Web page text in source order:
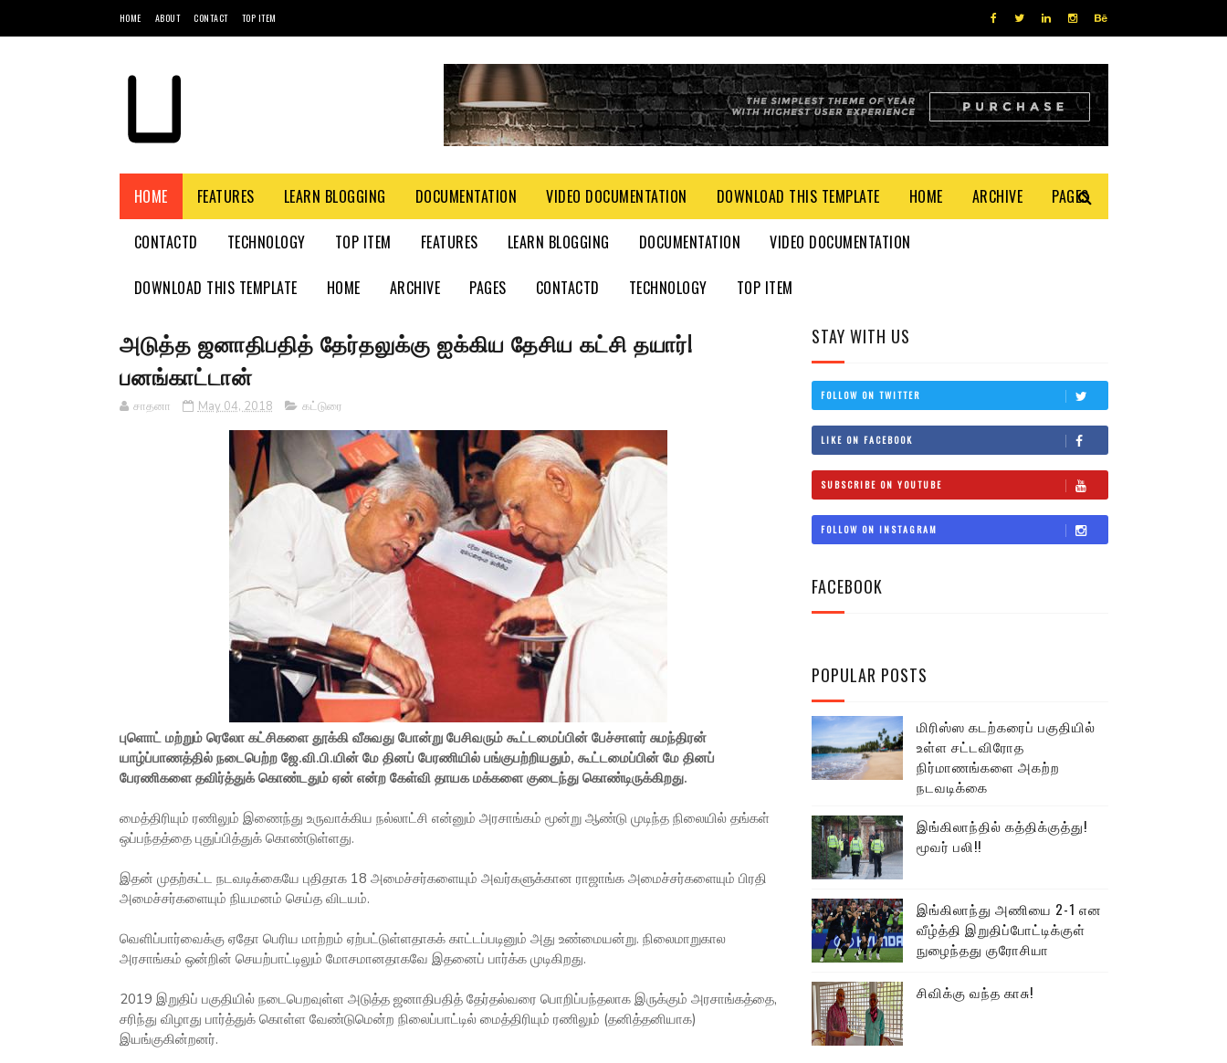
HOME ABOUT CONTACT TOP ITEM
HOME FEATURES LEARN BLOGGING DOCUMENTATION VIDEO DOCUMENTATION DOWNLOAD THIS TEMPLATE HOME ARCHIVE PAGES
CONTACTD TECHNOLOGY TOP ITEM FEATURES LEARN BLOGGING DOCUMENTATION VIDEO DOCUMENTATION
DOWNLOAD THIS TEMPLATE HOME ARCHIVE PAGES CONTACTD TECHNOLOGY TOP ITEM
அடுத்த ஜனாதிபதித் தேர்தலுக்கு ஐக்கிய தேசிய கட்சி தயார்!
பனங்காட்டான்
சாதனா May 04, 2018 கட்டுரை
புளொட் மற்றும் ரெலோ கட்சிகளை தூக்கி வீசுவது போன்று பேசிவரும் கூட்டமைப்பின் பேச்சாளர் சுமந்திரன்
யாழ்ப்பாணத்தில் நடைபெற்ற ஜே.வி.பி.யின் மே தினப் பேரணியில் பங்குபற்றியதும், கூட்டமைப்பின் மே தினப்
பேரணிகளை தவிர்த்துக் கொண்டதும் ஏன் என்ற கேள்வி தாயக மக்களை குடைந்து கொண்டிருக்கிறது.
மைத்திரியும் ரணிலும் இணைந்து உருவாக்கிய நல்லாட்சி என்னும் அரசாங்கம் மூன்று ஆண்டு முடிந்த நிலையில் தங்கள்
ஒப்பந்தத்தை புதுப்பித்துக் கொண்டுள்ளது.
இதன் முதற்கட்ட நடவடிக்கையே புதிதாக 18 அமைச்சர்களையும் அவர்களுக்கான ராஜாங்க அமைச்சர்களையும் பிரதி
அமைச்சர்களையும் நியமனம் செய்த விடயம்.
வெளிப்பார்வைக்கு ஏதோ பெரிய மாற்றம் ஏற்பட்டுள்ளதாகக் காட்டப்படினும் அது உண்மையன்று. நிலைமாறுகால
அரசாங்கம் ஒன்றின் செயற்பாட்டிலும் மோசமானதாகவே இதனைப் பார்க்க முடிகிறது.
2019 இறுதிப் பகுதியில் நடைபெறவுள்ள அடுத்த ஜனாதிபதித் தேர்தல்வரை பொறிப்பந்தலாக இருக்கும் அரசாங்கத்தை,
சரிந்து விழாது பார்த்துக் கொள்ள வேண்டுமென்ற நிலைப்பாட்டில் மைத்திரியும் ரணிலும் (தனித்தனியாக)
இயங்குகின்றனர்.
STAY WITH US
FOLLOW ON TWITTER
LIKE ON FACEBOOK
SUBSCRIBE ON YOUTUBE
FOLLOW ON INSTAGRAM
FACEBOOK
POPULAR POSTS
மிரிஸ்ஸ கடற்கரைப் பகுதியில்
உள்ள சட்டவிரோத
நிர்மாணங்களை அகற்ற
நடவடிக்கை
இங்கிலாந்தில் கத்திக்குத்து!
மூவர் பலி!!
இங்கிலாந்து அணியை 2-1 என
வீழ்த்தி இறுதிப்போட்டிக்குள்
நுழைந்தது குரோசியா
சிவிக்கு வந்த காசு!